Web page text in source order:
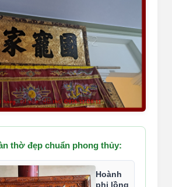
thờ đẹp chuẩn phong thủy:
Hoành
phi lồng